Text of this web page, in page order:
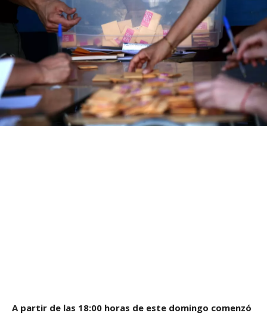
A partir de las 18:00 horas de este domingo comenzó